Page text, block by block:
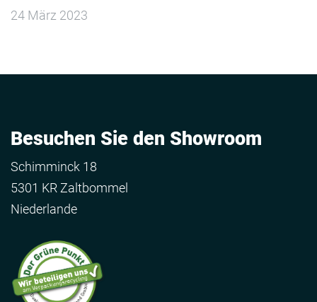
24 März 2023
Besuchen Sie den Showroom
Schimminck 18
5301 KR Zaltbommel
Niederlande